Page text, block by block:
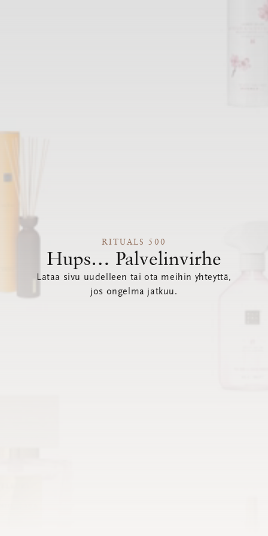
RITUALS 500
Hups… Palvelinvirhe
Lataa sivu uudelleen tai ota meihin yhteyttä,
jos ongelma jatkuu.